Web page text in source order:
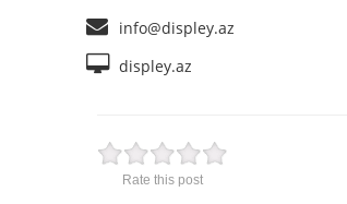
info@displey.az
displey.az
Rate this post